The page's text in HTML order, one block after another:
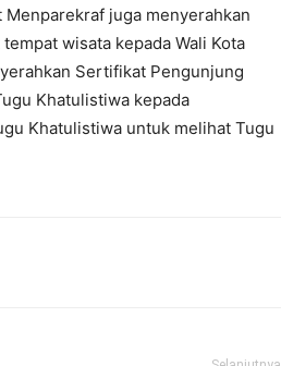
juga menyerahkan
wisata kepada Wali Kota
Sertifikat Pengunjung
Khatulistiwa kepada
Khatulistiwa untuk melihat Tugu